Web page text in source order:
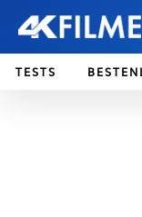
TESTS